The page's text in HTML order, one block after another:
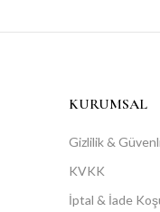
KURUMSAL
Gizlilik &
KVKK
İptal & İade